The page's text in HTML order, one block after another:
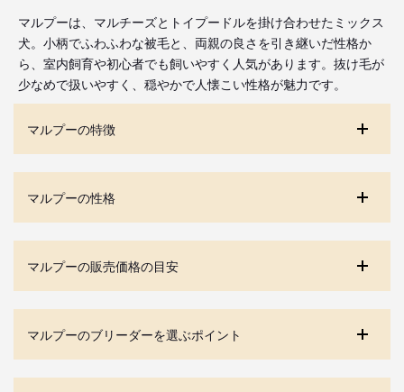
マルプーは、マルチーズとトイプードルを掛け合わせたミックス
犬。小柄でふわふわな被毛と、両親の良さを引き継いだ性格か
ら、室内飼育や初心者でも飼いやすく人気があります。抜け毛が
少なめで扱いやすく、穏やかで人懐こい性格が魅力です。
マルプーの特徴
マルプーの性格
マルプーの販売価格の目安
マルプーのブリーダーを選ぶポイント